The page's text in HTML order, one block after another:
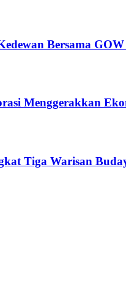
Bersama
Menggerakkan
Tiga Warisan